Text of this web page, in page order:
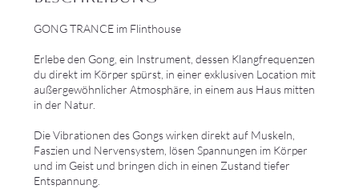
GONG TRANCE im Flinthouse
Erlebe den Gong, ein Instrument, dessen Klangfrequenzen
du direkt im Körper spürst, in einer exklusiven Location mit
außergewöhnlicher Atmosphäre, in einem aus Haus mitten
in der Natur.
Die Vibrationen des Gongs wirken direkt auf Muskeln,
Faszien und Nervensystem, lösen Spannungen im Körper
und im Geist und bringen dich in einen Zustand tiefer
Entspannung.